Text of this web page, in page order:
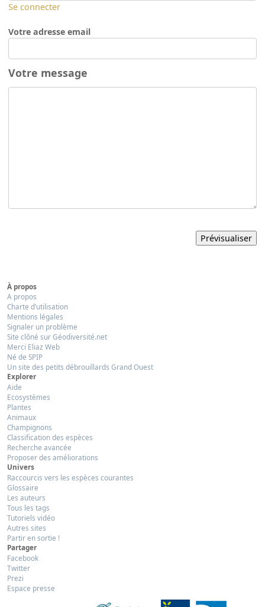
Se connecter
Votre adresse email
Votre message
À propos
A propos
Charte d’utilisation
Mentions légales
Signaler un problème
Site clôné sur Géodiversité.net
Merci Eliaz Web
Né de SPIP
Un site des petits débrouillards Grand Ouest
Explorer
Aide
Ecosystèmes
Plantes
Animaux
Champignons
Classification des espèces
Recherche avancée
Proposer des améliorations
Univers
Raccourcis vers les espèces courantes
Glossaire
Les auteurs
Tous les tags
Tutoriels vidéo
Autres sites
Partir en sortie !
Partager
Facebook
Twitter
Prezi
Espace presse